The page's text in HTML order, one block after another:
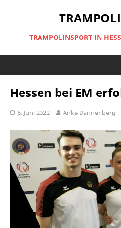
TRAMPOLINSPORT IN
Hessen bei EM
5. Juni 2022 Anke Dannenberg